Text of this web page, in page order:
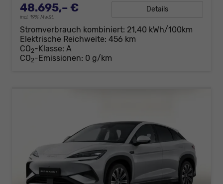
48.695,– €
incl. 19% MwSt.
Details
Stromverbrauch kombiniert: 21,40 kWh/100km
Elektrische Reichweite: 456 km
CO2-Klasse: A
CO2-Emissionen: 0 g/km